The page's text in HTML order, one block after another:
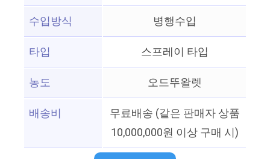
수입방식
병행수입
타입
스프레이 타입
농도
오드뚜왈렛
배송비
무료배송 (같은 판매자 상품
10,000,000원 이상 구매 시)